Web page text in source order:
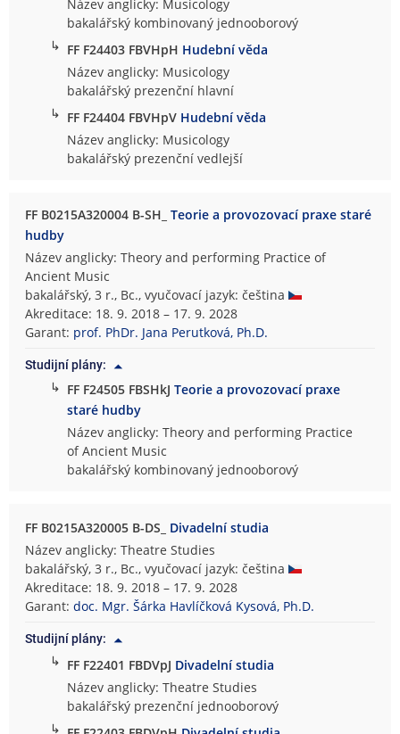
Název anglicky: Musicology
bakalářský kombinovaný jednooborový
↳ FF F24403 FBVHpH Hudební věda
Název anglicky: Musicology
bakalářský prezenční hlavní
↳ FF F24404 FBVHpV Hudební věda
Název anglicky: Musicology
bakalářský prezenční vedlejší
FF B0215A320004 B-SH_Teorie a provozovací praxe staré
hudby
Název anglicky: Theory and performing Practice of
Ancient Music
bakalářský, 3 r., Bc., vyučovací jazyk: čeština
Akreditace: 18. 9. 2018 – 17. 9. 2028
Garant: prof. PhDr. Jana Perutková, Ph.D.
Studijní plány:
↳ FF F24505 FBSHkJTeorie a provozovací praxe
staré hudby
Název anglicky: Theory and performing Practice
of Ancient Music
bakalářský kombinovaný jednooborový
FF B0215A320005 B-DS_ Divadelní studia
Název anglicky: Theatre Studies
bakalářský, 3 r., Bc., vyučovací jazyk: čeština
Akreditace: 18. 9. 2018 – 17. 9. 2028
Garant:doc. Mgr. Šárka Havlíčková Kysová, Ph.D.
Studijní plány:
↳ FF F22401 FBDVpJ Divadelní studia
Název anglicky: Theatre Studies
bakalářský prezenční jednooborový
↳